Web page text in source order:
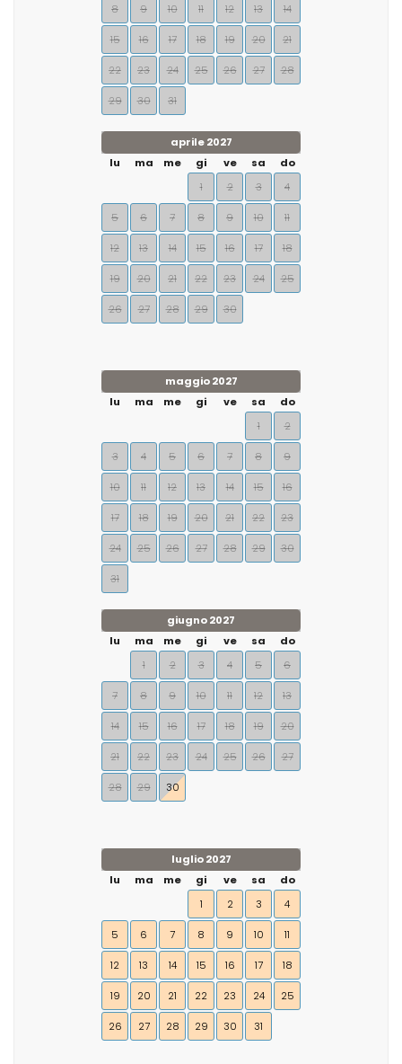
8 9 10 11 12 13 14
15 16 17 18 19 20 21
22 23 24 25 26 27 28
29 30 31
aprile 2027
lu
ma me gi ve sa
do
1
2 3 4
5 6 7 8 9 10 11
12 13 14 15 16 17 18
19 20 21 22 23 24 25
26 27 28 29 30
maggio 2027
lu
ma me gi ve sa
do
1
2
3 4 5 6 7 8 9
10 11 12 13 14 15 16
17 18 19 20 21 22 23
24 25 26 27 28 29 30
31
giugno 2027
lu
ma me gi ve sa
do
1
2 3 4 5 6
7 8 9 10 11 12 13
14 15 16 17 18 19 20
21 22 23 24 25 26 27
28 29 30
luglio 2027
lu
ma me gi ve sa
do
1
2 3 4
5 6 7 8 9 10 11
12 13 14 15 16 17 18
19 20 21 22 23 24 25
26 27 28 29 30 31